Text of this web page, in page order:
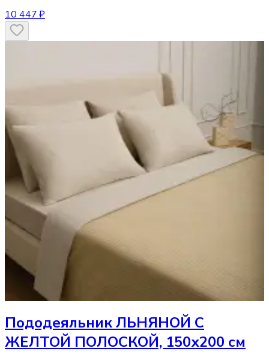
10 447 ₽
ПододеяльникЛЬНЯНОЙ С
ЖЕЛТОЙ ПОЛОСКОЙ, 150х200 см